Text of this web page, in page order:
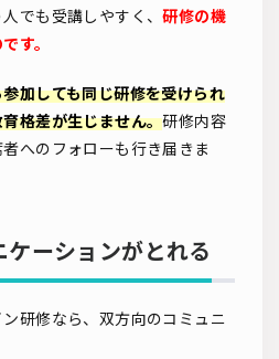
でも受講しやすく、研修の機
す。
加しても同じ研修を受けられ
格差が生じません。研修内容
へのフォローも行き届きま
ーションがとれる
研修なら、双方向のコミュニ